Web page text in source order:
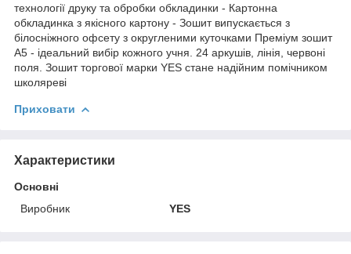
технології друку та обробки обкладинки - Картонна
обкладинка з якісного картону - Зошит випускається з
білосніжного офсету з округленими куточками Преміум зошит
А5 - ідеальний вибір кожного учня. 24 аркушів, лінія, червоні
поля. Зошит торгової марки YES стане надійним помічником
школяреві
Приховати
Характеристики
Основні
Виробник
YES